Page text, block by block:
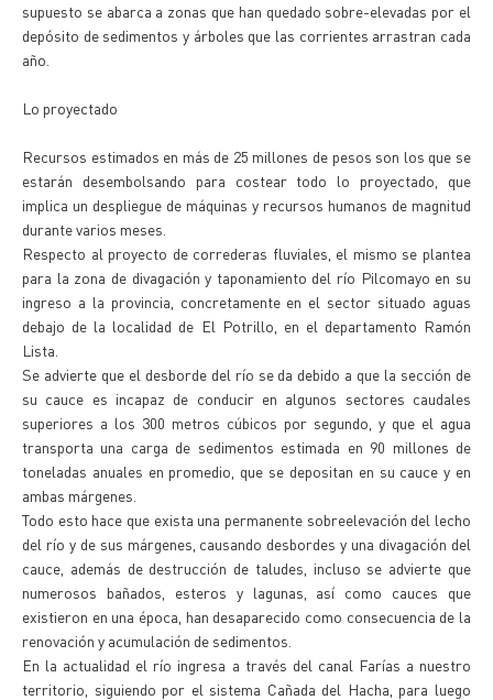
supuesto se abarca a zonas que han quedado sobre-elevadas por el
depósito de sedimentos y árboles que las corrientes arrastran cada
año.
Lo proyectado
Recursos estimados en más de 25 millones de pesos son los que se
estarán desembolsando para costear todo lo proyectado, que
implica un despliegue de máquinas y recursos humanos de magnitud
durante varios meses.
Respecto al proyecto de correderas fluviales, el mismo se plantea
para la zona de divagación y taponamiento del río Pilcomayo en su
ingreso a la provincia, concretamente en el sector situado aguas
debajo de la localidad de El Potrillo, en el departamento Ramón
Lista.
Se advierte que el desborde del río se da debido a que la sección de
su cauce es incapaz de conducir en algunos sectores caudales
superiores a los 300 metros cúbicos por segundo, y que el agua
transporta una carga de sedimentos estimada en 90 millones de
toneladas anuales en promedio, que se depositan en su cauce y en
ambas márgenes.
Todo esto hace que exista una permanente sobreelevación del lecho
del río y de sus márgenes, causando desbordes y una divagación del
cauce, además de destrucción de taludes, incluso se advierte que
numerosos bañados, esteros y lagunas, así como cauces que
existieron en una época, han desaparecido como consecuencia de la
renovación y acumulación de sedimentos.
En la actualidad el río ingresa a través del canal Farías a nuestro
territorio, siguiendo por el sistema Cañada del Hacha, para luego